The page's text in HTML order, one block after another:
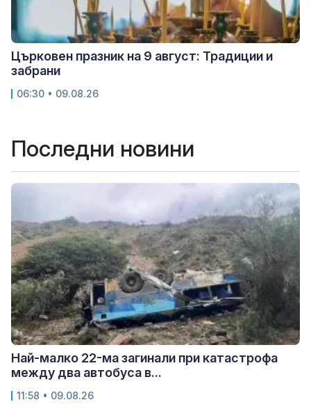
Църковен празник на 9 август: Традиции и
забрани
06:30 • 09.08.26
Последни новини
Най-малко 22-ма загинали при катастрофа
между два автобуса в...
11:58 • 09.08.26